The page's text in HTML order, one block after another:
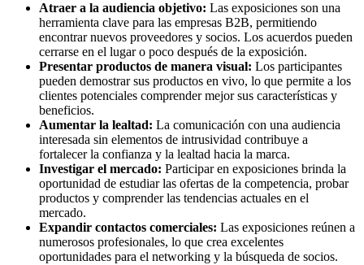
Atraer a la audiencia objetivo: Las exposiciones son una
herramienta clave para las empresas B2B, permitiendo
encontrar nuevos proveedores y socios. Los acuerdos pueden
cerrarse en el lugar o poco después de la exposición.
Presentar productos de manera visual: Los participantes
pueden demostrar sus productos en vivo, lo que permite a los
clientes potenciales comprender mejor sus características y
beneficios.
Aumentar la lealtad: La comunicación con una audiencia
interesada sin elementos de intrusividad contribuye a
fortalecer la confianza y la lealtad hacia la marca.
Investigar el mercado: Participar en exposiciones brinda la
oportunidad de estudiar las ofertas de la competencia, probar
productos y comprender las tendencias actuales en el
mercado.
Expandir contactos comerciales: Las exposiciones reúnen a
numerosos profesionales, lo que crea excelentes
oportunidades para el networking y la búsqueda de socios.